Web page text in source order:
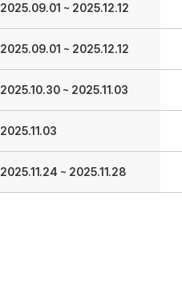
2025.09.01 ~ 2025.12.12
2025.09.01 ~ 2025.12.12
2025.10.30 ~ 2025.11.03
2025.11.03
2025.11.24 ~ 2025.11.28